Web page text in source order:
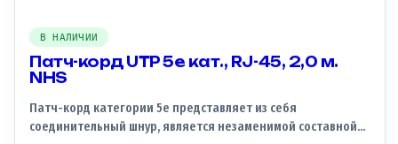
В НАЛИЧИИ
Патч-корд UTP 5e кат., RJ-45, 2,0 м.
NHS
Патч-корд категории 5e представляет из себя
соединительный шнур, является незаменимой составной